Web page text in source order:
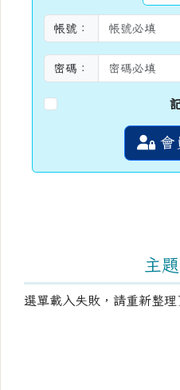
帳號：
密碼：
會
主
選單載入失敗，請重新整理